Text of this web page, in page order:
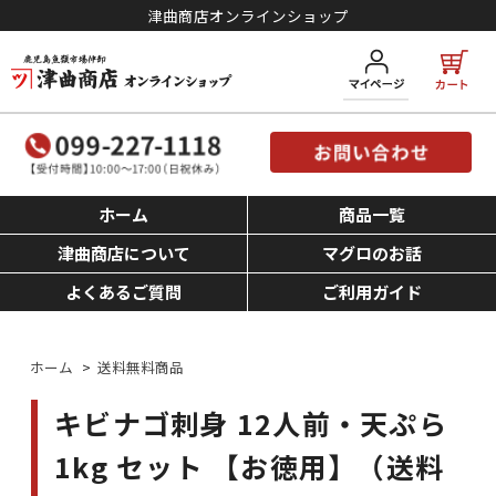
津曲商店オンラインショップ
ホーム
商品一覧
津曲商店について
マグロのお話
よくあるご質問
ご利用ガイド
ホーム > 送料無料商品
キビナゴ刺身 12人前・天ぷら
1kg セット 【お徳用】（送料